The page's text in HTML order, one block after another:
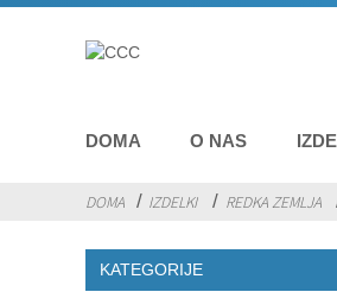
DOMA O NAS
DOMA IZDELKI REDKA ZEMLJA
KATEGORIJE